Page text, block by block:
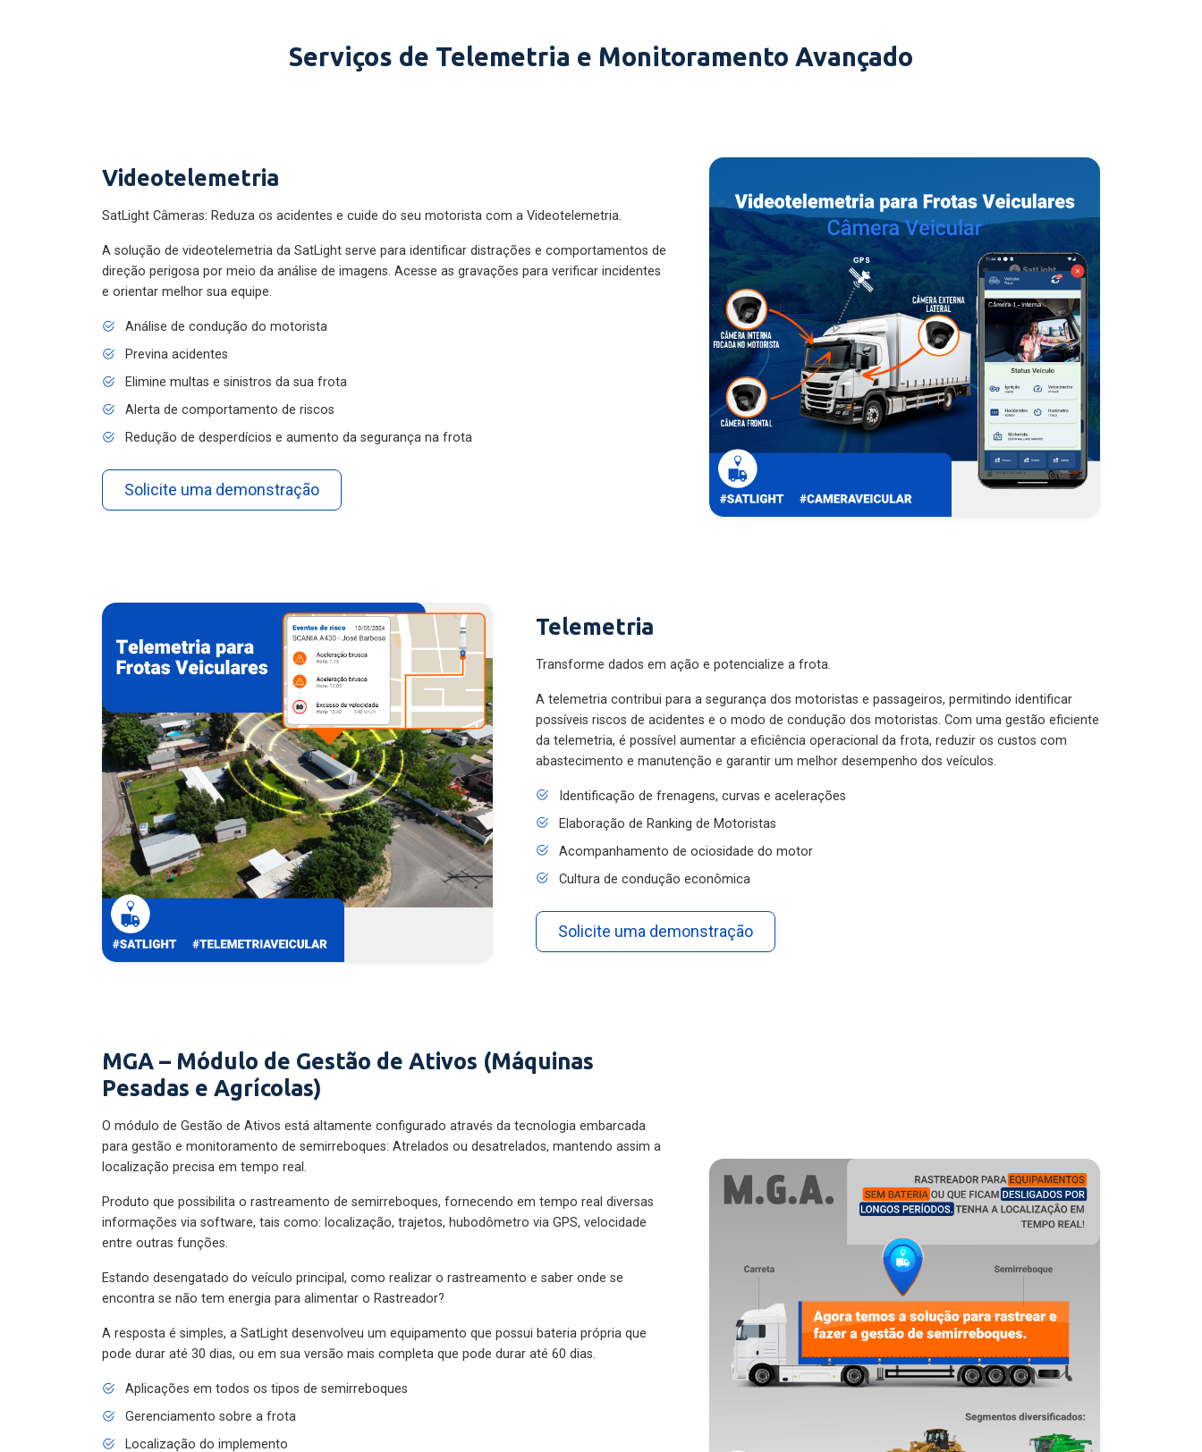
Serviços de Telemetria e Monitoramento Avançado
Videotelemetria
SatLight Câmeras: Reduza os acidentes e cuide do seu motorista com a Videotelemetria.
A solução de videotelemetria da SatLight serve para identificar distrações e comportamentos de
direção perigosa por meio da análise de imagens. Acesse as gravações para verificar incidentes
e orientar melhor sua equipe.
Análise de condução do motorista
Previna acidentes
Elimine multas e sinistros da sua frota
Alerta de comportamento de riscos
Redução de desperdícios e aumento da segurança na frota
Solicite uma demonstração
Telemetria
Transforme dados em ação e potencialize a frota.
A telemetria contribui para a segurança dos motoristas e passageiros, permitindo identificar
possíveis riscos de acidentes e o modo de condução dos motoristas. Com uma gestão eficiente
da telemetria, é possível aumentar a eficiência operacional da frota, reduzir os custos com
abastecimento e manutenção e garantir um melhor desempenho dos veículos.
Identificação de frenagens, curvas e acelerações
Elaboração de Ranking de Motoristas
Acompanhamento de ociosidade do motor
Cultura de condução econômica
Solicite uma demonstração
MGA – Módulo de Gestão de Ativos (Máquinas
Pesadas e Agrícolas)
O módulo de Gestão de Ativos está altamente configurado através da tecnologia embarcada
para gestão e monitoramento de semirreboques: Atrelados ou desatrelados, mantendo assim a
localização precisa em tempo real.
Produto que possibilita o rastreamento de semirreboques, fornecendo em tempo real diversas
informações via software, tais como: localização, trajetos, hubodômetro via GPS, velocidade
entre outras funções.
Estando desengatado do veículo principal, como realizar o rastreamento e saber onde se
encontra se não tem energia para alimentar o Rastreador?
A resposta é simples, a SatLight desenvolveu um equipamento que possui bateria própria que
pode durar até 30 dias, ou em sua versão mais completa que pode durar até 60 dias.
Aplicações em todos os tipos de semirreboques
Gerenciamento sobre a frota
Localização do implemento